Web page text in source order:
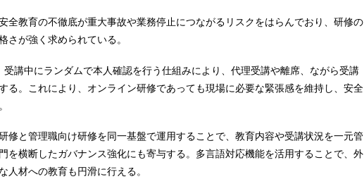
全教育の不徹底が重大事故や業務停止につながるリスクをはらんでおり、研修の
さが強く求められている。
受講中にランダムで本人確認を行う仕組みにより、代理受講や離席、ながら受講
る。これにより、オンライン研修であっても現場に必要な緊張感を維持し、安全
修と管理職向け研修を同一基盤で運用することで、教育内容や受講状況を一元管
を横断したガバナンス強化にも寄与する。多言語対応機能を活用することで、外
人材への教育も円滑に行える。